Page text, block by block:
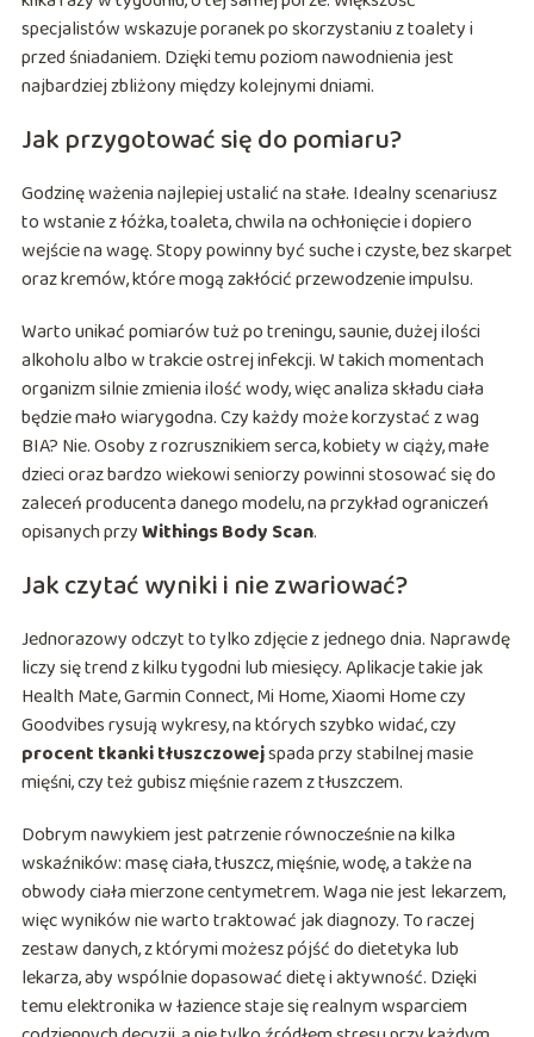
specjalistów wskazuje poranek po skorzystaniu z toalety i
przed śniadaniem. Dzięki temu poziom nawodnienia jest
najbardziej zbliżony między kolejnymi dniami.
Jak przygotować się do pomiaru?
Godzinę ważenia najlepiej ustalić na stałe. Idealny scenariusz
to wstanie z łóżka, toaleta, chwila na ochłonięcie i dopiero
wejście na wagę. Stopy powinny być suche i czyste, bez skarpet
oraz kremów, które mogą zakłócić przewodzenie impulsu.
Warto unikać pomiarów tuż po treningu, saunie, dużej ilości
alkoholu albo w trakcie ostrej infekcji. W takich momentach
organizm silnie zmienia ilość wody, więc analiza składu ciała
będzie mało wiarygodna. Czy każdy może korzystać z wag
BIA? Nie. Osoby z rozrusznikiem serca, kobiety w ciąży, małe
dzieci oraz bardzo wiekowi seniorzy powinni stosować się do
zaleceń producenta danego modelu, na przykład ograniczeń
opisanych przyWithings Body Scan.
Jak czytać wyniki i nie zwariować?
Jednorazowy odczyt to tylko zdjęcie z jednego dnia. Naprawdę
liczy się trend z kilku tygodni lub miesięcy. Aplikacje takie jak
Health Mate, Garmin Connect, Mi Home, Xiaomi Home czy
Goodvibes rysują wykresy, na których szybko widać, czy
procent tkanki tłuszczowejspada przy stabilnej masie
mięśni, czy też gubisz mięśnie razem z tłuszczem.
Dobrym nawykiem jest patrzenie równocześnie na kilka
wskaźników: masę ciała, tłuszcz, mięśnie, wodę, a także na
obwody ciała mierzone centymetrem. Waga nie jest lekarzem,
więc wyników nie warto traktować jak diagnozy. To raczej
zestaw danych, z którymi możesz pójść do dietetyka lub
lekarza, aby wspólnie dopasować dietę i aktywność. Dzięki
temu elektronika w łazience staje się realnym wsparciem